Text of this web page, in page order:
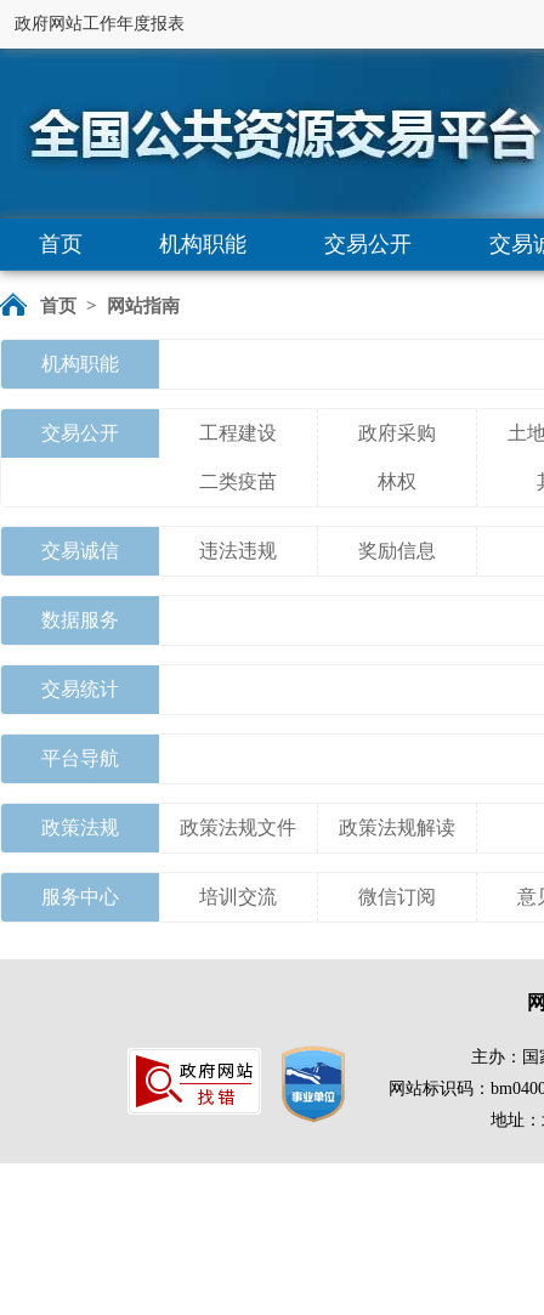
政府网站工作年度报表
首页 机构职能 交易公开 交易
首页 > 网站指南
机构职能
交易公开 工程建设 政府采购 土
二类疫苗 林权
交易诚信 违法违规 奖励信息
数据服务
交易统计
平台导航
政策法规 政策法规文件 政策法规解读
服务中心 培训交流 微信订阅 意
主办：
网站标识码：
地址